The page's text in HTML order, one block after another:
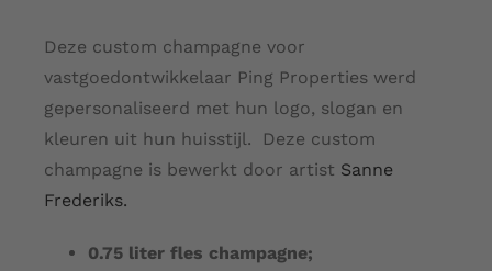
Deze custom champagne voor
vastgoedontwikkelaar Ping Properties werd
gepersonaliseerd met hun logo, slogan en
kleuren uit hun huisstijl. Deze custom
champagne is bewerkt door artist Sanne
Frederiks.
0.75 liter fles champagne;